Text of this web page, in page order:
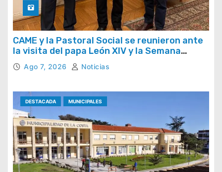
CAME y la Pastoral Social se reunieron ante
la visita del papa León XIV y la Semana
Social 2026
Ago 7, 2026 Noticias
DESTACADA MUNICIPALES